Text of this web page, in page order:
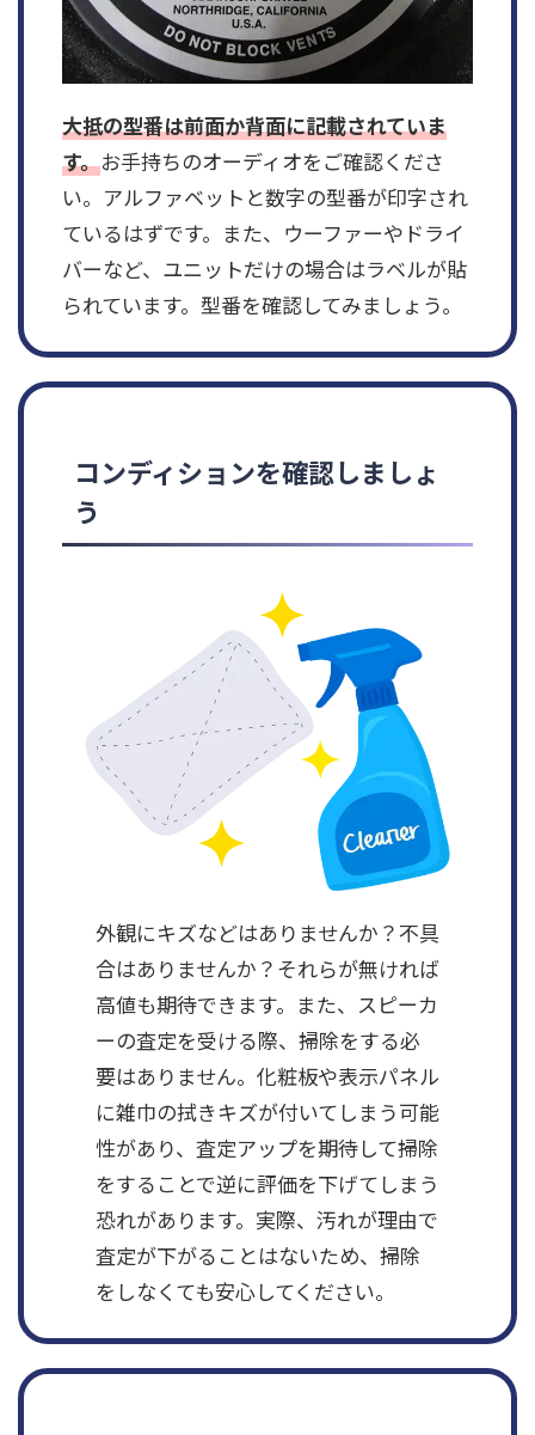
大抵の型番は前面か背面に記載されていま
す。お手持ちのオーディオをご確認くださ
い。アルファベットと数字の型番が印字され
ているはずです。また、ウーファーやドライ
バーなど、ユニットだけの場合はラベルが貼
られています。型番を確認してみましょう。
コンディションを確認しましょ
う
外観にキズなどはありませんか？不具
合はありませんか？それらが無ければ
高値も期待できます。また、スピーカ
ーの査定を受ける際、掃除をする必
要はありません。化粧板や表示パネル
に雑巾の拭きキズが付いてしまう可能
性があり、査定アップを期待して掃除
をすることで逆に評価を下げてしまう
恐れがあります。実際、汚れが理由で
査定が下がることはないため、掃除
をしなくても安心してください。